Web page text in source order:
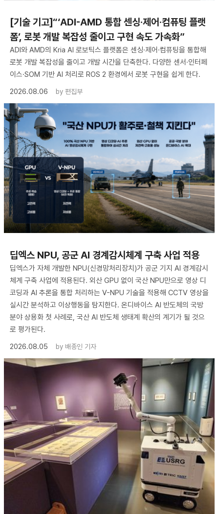
[기술 기고]“‘ADI-AMD 통합 센싱·제어·컴퓨팅 플랫
폼’, 로봇 개발 복잡성 줄이고 구현 속도 가속화”
ADI와 AMD의 Kria AI 로보틱스 플랫폼은 센싱·제어·컴퓨팅을 통합해
로봇 개발 복잡성을 줄이고 개발 시간을 단축한다. 다양한 센서·인터페
이스·SOM 기반 AI 처리로 ROS 2 환경에서 로봇 구현을 쉽게 한다.
2026.08.06
by 편집부
딥엑스 NPU, 공군 AI 경계감시체계 구축 사업 적용
딥엑스가 자체 개발한 NPU(신경망처리장치)가 공군 기지 AI 경계감시
체계 구축 사업에 적용된다. 외산 GPU 없이 국산 NPU만으로 영상 디
코딩과 AI 추론을 통합 처리하는 V-NPU 기술을 적용해 CCTV 영상을
실시간 분석하고 이상행동을 탐지한다. 온디바이스 AI 반도체의 국방
분야 상용화 첫 사례로, 국산 AI 반도체 생태계 확산의 계기가 될 것으
로 평가된다.
2026.08.05
by 배종인 기자